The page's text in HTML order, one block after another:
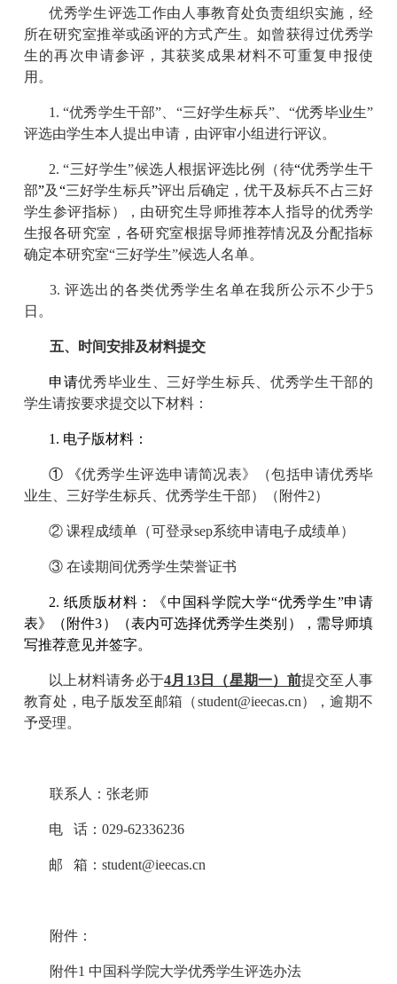
优秀学生评选工作由人事教育处负责组织实施，经
所在研究室推举或函评的方式产生。如曾获得过优秀学
生的再次申请参评，其获奖成果材料不可重复申报使
用。
1. “优秀学生干部”、“三好学生标兵”、“优秀毕业生”
评选由学生本人提出申请，由评审小组进行评议。
2. “三好学生”候选人根据评选比例（待“优秀学生干
部”及 “三好学生标兵”评出后确定，优干及标兵不占三好
学生参评指标），由研究生导师推荐本人指导的优秀学
生报各研究室，各研究室根据导师推荐情况及分配指标
确定本研究室“三好学生”候选人名单。
3. 评选出的各类优秀学生名单在我所公示不少于5
日。
五、时间安排及材料提交
申请优秀毕业生、三好学生标兵、优秀学生干部的
学生请按要求提交以下材料：
1. 电子版材料：
① 《优秀学生评选申请简况表》（包括申请优秀毕
业生、三好学生标兵、优秀学生干部）（附件2）
② 课程成绩单（可登录sep系统申请电子成绩单）
③ 在读期间优秀学生荣誉证书
2. 纸质版材料：《中国科学院大学“优秀学生”申请
表》（附件3）（表内可选择优秀学生类别），需导师填
写推荐意见并签字。
以上材料请务必于4月 13日（星期一）前提交至人事
教育处，电子版发至邮箱（student@ieecas.cn），逾期不
予受理。
联系人：张老师
电 话：029-62336236
邮 箱：student@ieecas.cn
附件：
附件1 中国科学院大学优秀学生评选办法